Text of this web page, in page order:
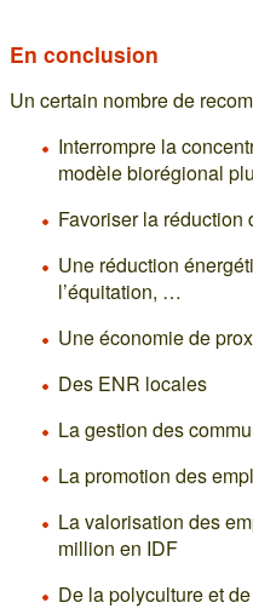
En conclusion
Un certain nombre de
Interrompre la
modèle biorégional
Favoriser la réduction
Une réduction
l’équitation, …
Une économie de
Des ENR locales
La gestion des
La promotion des
La valorisation des
million en IDF
De la polyculture et